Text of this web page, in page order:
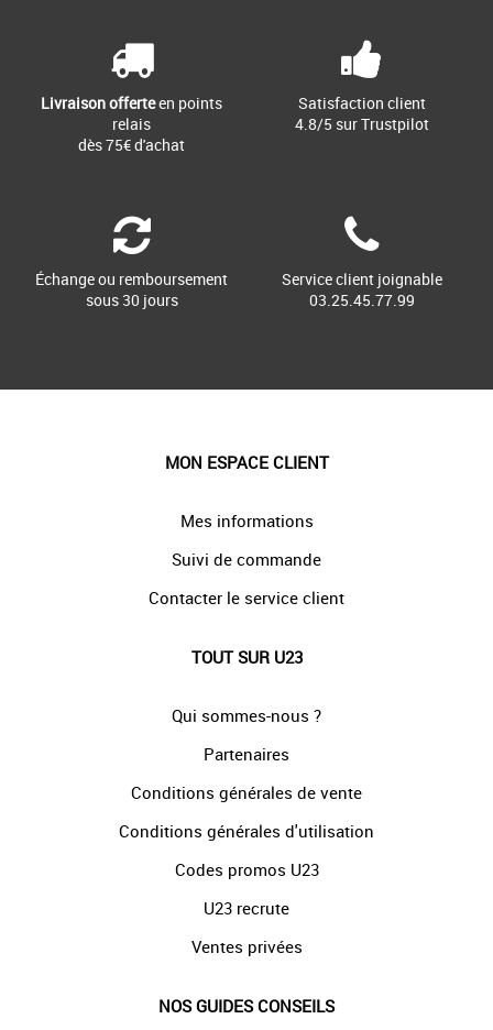
Livraison offerteen points
relais
dès 75€ d'achat
Satisfaction client
4.8/5 sur Trustpilot
Échange ou remboursement
sous 30 jours
Service client joignable
03.25.45.77.99
MON ESPACE CLIENT
Mes informations
Suivi de commande
Contacter le service client
TOUT SUR U23
Qui sommes-nous ?
Partenaires
Conditions générales de vente
Conditions générales d'utilisation
Codes promos U23
U23 recrute
Ventes privées
NOS GUIDES CONSEILS